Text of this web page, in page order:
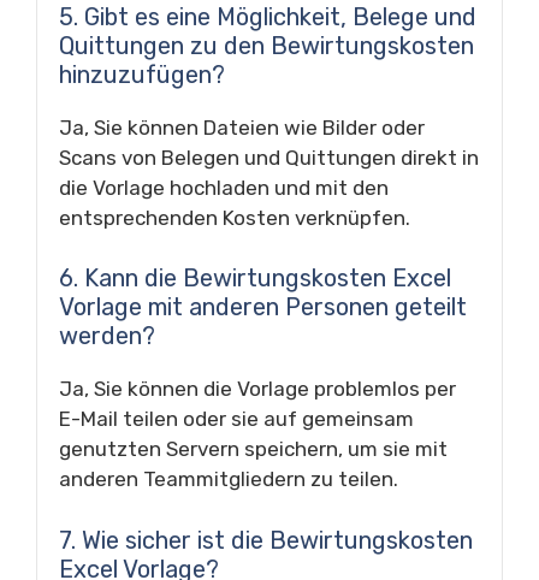
5. Gibt es eine Möglichkeit, Belege und
Quittungen zu den Bewirtungskosten
hinzuzufügen?
Ja, Sie können Dateien wie Bilder oder
Scans von Belegen und Quittungen direkt in
die Vorlage hochladen und mit den
entsprechenden Kosten verknüpfen.
6. Kann die Bewirtungskosten Excel
Vorlage mit anderen Personen geteilt
werden?
Ja, Sie können die Vorlage problemlos per
E-Mail teilen oder sie auf gemeinsam
genutzten Servern speichern, um sie mit
anderen Teammitgliedern zu teilen.
7. Wie sicher ist die Bewirtungskosten
Excel Vorlage?